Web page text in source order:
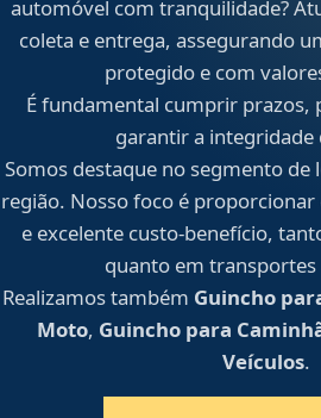
automóvel com tranquilidade?
coleta e entrega, assegurando
protegido e com
É fundamental cumprir prazos,
garantir a integridade
Somos destaque no segmento
região. Nosso foco é
e excelente custo-benefício,
quanto em transportes
Realizamos também Guincho
Moto, Guincho para
Veículos.